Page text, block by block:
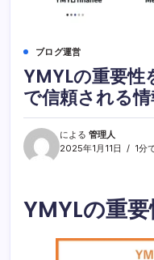
ブログ運営
YMYLの重要
で信頼される
による 管理人
2025年1月11日
1分
YMYLの重